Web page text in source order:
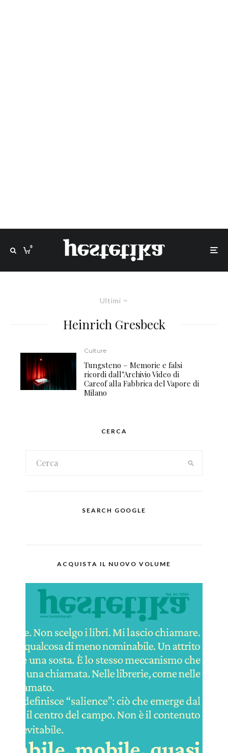
0
Ultimi
Heinrich Gresbeck
Culture
Tungsteno – Memorie e falsi
ricordi dall’Archivio Video di
Careof alla Fabbrica del Vapore di
Milano
CERCA
SEARCH GOOGLE
ACQUISTA IL NUOVO VOLUME